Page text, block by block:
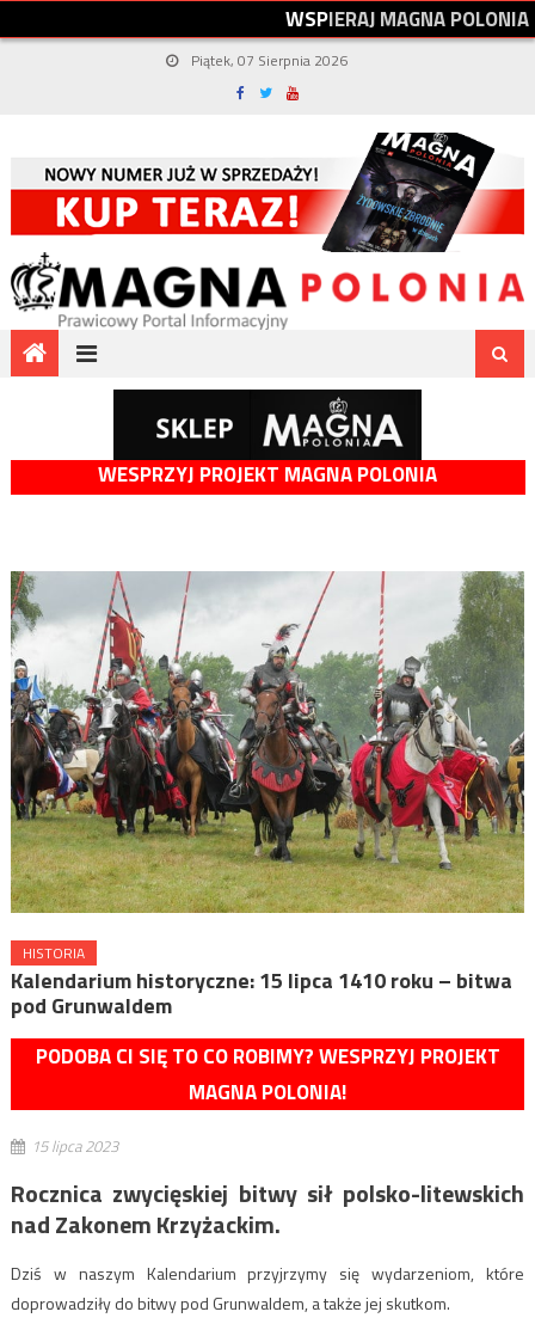
WSPIERAJMAGNAPOLONIA
Piątek, 07 Sierpnia 2026
WESPRZYJ PROJEKT MAGNA POLONIA
HISTORIA
Kalendarium historyczne: 15 lipca 1410 roku – bitwa
pod Grunwaldem
PODOBA CI SIĘ TO CO ROBIMY? WESPRZYJ PROJEKT
MAGNA POLONIA!
15 lipca 2023
Rocznica zwycięskiej bitwy sił polsko-litewskich
nad Zakonem Krzyżackim.
Dziś w naszym Kalendarium przyjrzymy się wydarzeniom, które
doprowadziły do bitwy pod Grunwaldem, a także jej skutkom.